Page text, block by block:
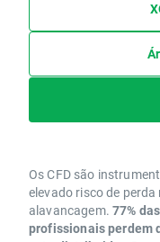
Os CFD são
elevado risco de
alavancagem. 77%
profissionais perdem